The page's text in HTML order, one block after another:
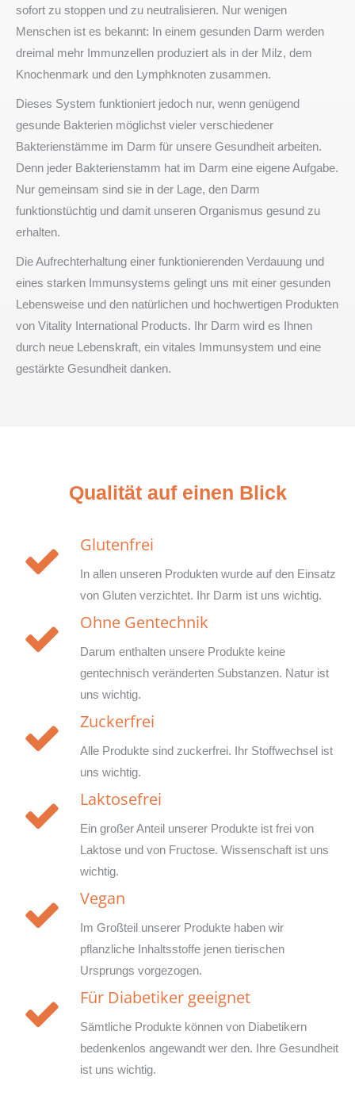
sofort zu stoppen und zu neutralisieren. Nur wenigen
Menschen ist es bekannt: In einem gesunden Darm werden
dreimal mehr Immunzellen produziert als in der Milz, dem
Knochenmark und den Lymphknoten zusammen.
Dieses System funktioniert jedoch nur, wenn genügend
gesunde Bakterien möglichst vieler verschiedener
Bakterienstämme im Darm für unsere Gesundheit arbeiten.
Denn jeder Bakterienstamm hat im Darm eine eigene Aufgabe.
Nur gemeinsam sind sie in der Lage, den Darm
funktionstüchtig und damit unseren Organismus gesund zu
erhalten.
Die Aufrechterhaltung einer funktionierenden Verdauung und
eines starken Immunsystems gelingt uns mit einer gesunden
Lebensweise und den natürlichen und hochwertigen Produkten
von Vitality International Products. Ihr Darm wird es Ihnen
durch neue Lebenskraft, ein vitales Immunsystem und eine
gestärkte Gesundheit danken.
Qualität auf einen Blick
Glutenfrei
In allen unseren Produkten wurde auf den Einsatz
von Gluten verzichtet. Ihr Darm ist uns wichtig.
Ohne Gentechnik
Darum enthalten unsere Produkte keine
gentechnisch veränderten Substanzen. Natur ist
uns wichtig.
Zuckerfrei
Alle Produkte sind zuckerfrei. Ihr Stoffwechsel ist
uns wichtig.
Laktosefrei
Ein großer Anteil unserer Produkte ist frei von
Laktose und von Fructose. Wissenschaft ist uns
wichtig.
Vegan
Im Großteil unserer Produkte haben wir
pflanzliche Inhaltsstoffe jenen tierischen
Ursprungs vorgezogen.
Für Diabetiker geeignet
Sämtliche Produkte können von Diabetikern
bedenkenlos angewandt wer den. Ihre Gesundheit
ist uns wichtig.